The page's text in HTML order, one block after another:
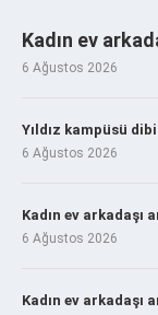
Kadın ev
6 Ağustos 2026
Yıldız kampüsü
6 Ağustos 2026
Kadın ev arkadaşı
6 Ağustos 2026
Kadın ev arkadaşı